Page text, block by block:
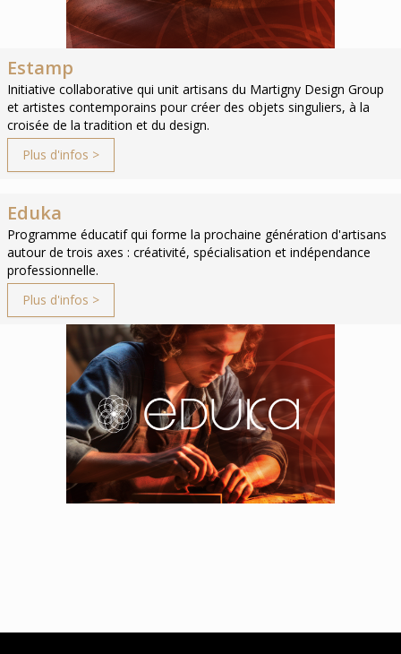
Estamp
Initiative collaborative qui unit artisans du Martigny Design Group
et artistes contemporains pour créer des objets singuliers, à la
croisée de la tradition et du design.
Plus d'infos >
Eduka
Programme éducatif qui forme la prochaine génération d'artisans
autour de trois axes : créativité, spécialisation et indépendance
professionnelle.
Plus d'infos >